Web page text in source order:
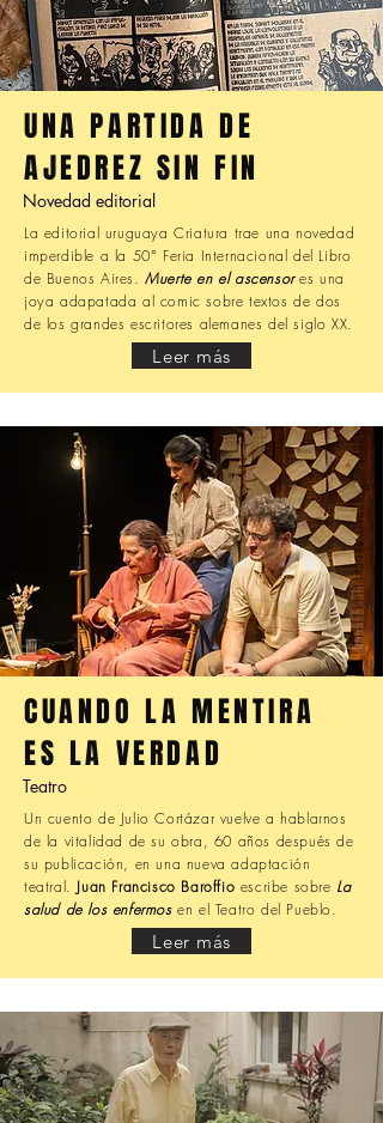
UNA PARTIDA DE
AJEDREZ SIN FIN
Novedad editorial
La editorial uruguaya Criatura trae una novedad
imperdible a la 50° Feria Internacional del Libro
de Buenos Aires.Muerte en el ascensores una
joya adapatada al comic sobre textos de dos
de los grandes escritores alemanes del siglo XX.
Leer más
CUANDO LA MENTIRA
ES LA VERDAD
Teatro
Un cuento de Julio Cortázar vuelve a hablarnos
de la vitalidad de su obra, 60 años después de
su publicación, en una nueva adaptación
teatral. Juan Francisco Baroffio escribe sobre La
salud de los enfermosen el Teatro del Pueblo.
Leer más